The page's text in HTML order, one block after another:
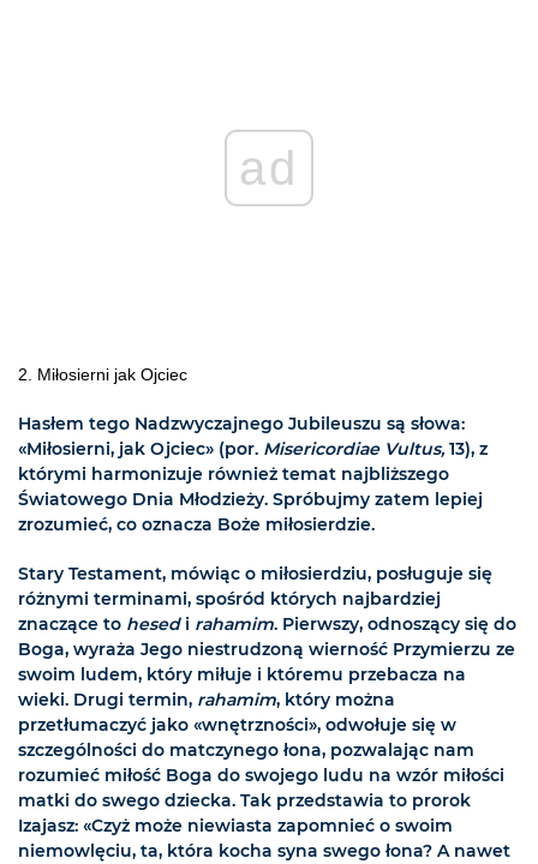
ad
2. Miłosierni jak Ojciec
Hasłem tego Nadzwyczajnego Jubileuszu są słowa:
«Miłosierni, jak Ojciec» (por. Misericordiae Vultus,13), z
którymi harmonizuje również temat najbliższego
Światowego Dnia Młodzieży. Spróbujmy zatem lepiej
zrozumieć, co oznacza Boże miłosierdzie.
Stary Testament, mówiąc o miłosierdziu, posługuje się
różnymi terminami, spośród których najbardziej
znaczące to hesedi rahamim. Pierwszy, odnoszący się do
Boga, wyraża Jego niestrudzoną wierność Przymierzu ze
swoim ludem, który miłuje i któremu przebacza na
wieki. Drugi termin, rahamim, który można
przetłumaczyć jako «wnętrzności», odwołuje się w
szczególności do matczynego łona, pozwalając nam
rozumieć miłość Boga do swojego ludu na wzór miłości
matki do swego dziecka. Tak przedstawia to prorok
Izajasz: «Czyż może niewiasta zapomnieć o swoim
niemowlęciu, ta, która kocha syna swego łona? A nawet